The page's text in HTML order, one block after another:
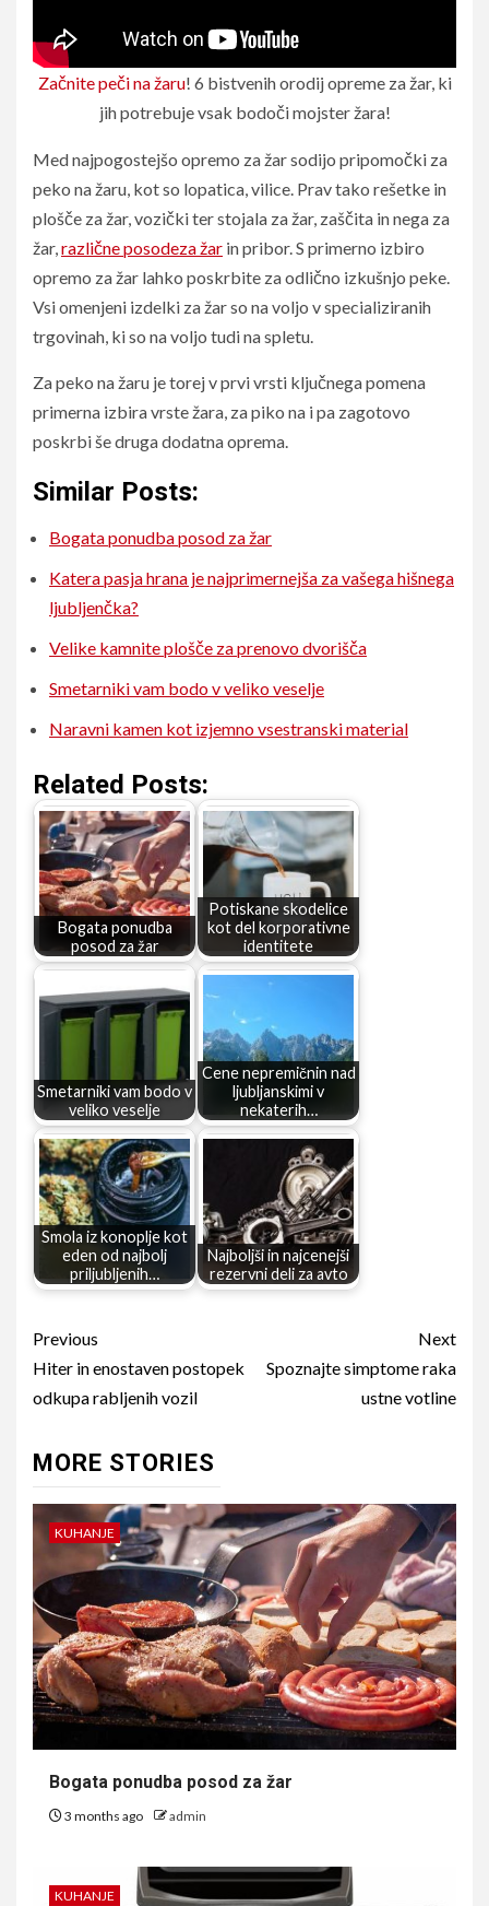
Začnite peči na žaru! 6 bistvenih orodij opreme za žar, ki
jih potrebuje vsak bodoči mojster žara!
Med najpogostejšo opremo za žar sodijo pripomočki za
peko na žaru, kot so lopatica, vilice. Prav tako rešetke in
plošče za žar, vozički ter stojala za žar, zaščita in nega za
žar,različne posodeza žar in pribor. S primerno izbiro
opremo za žar lahko poskrbite za odlično izkušnjo peke.
Vsi omenjeni izdelki za žar so na voljo v specializiranih
trgovinah, ki so na voljo tudi na spletu.
Za peko na žaru je torej v prvi vrsti ključnega pomena
primerna izbira vrste žara, za piko na i pa zagotovo
poskrbi še druga dodatna oprema.
Similar Posts:
Bogata ponudba posod za žar
Katera pasja hrana je najprimernejša za vašega hišnega
ljubljenčka?
Velike kamnite plošče za prenovo dvorišča
Smetarniki vam bodo v veliko veselje
Naravni kamen kot izjemno vsestranski material
Related Posts:
Bogata ponudba
posod za žar
Potiskane skodelice
kot del korporativne
identitete
Smetarniki vam bodo v
veliko veselje
Cene nepremičnin nad
ljubljanskimi v
nekaterih…
Smola iz konoplje kot
eden od najbolj
priljubljenih…
Najboljši in najcenejši
rezervni deli za avto
Continue
Reading
Previous
Hiter in enostaven postopek
odkupa rabljenih vozil
Next
Spoznajte simptome raka
ustne votline
MORE STORIES
KUHANJE
Bogata ponudba posod za žar
3 months ago admin
KUHANJE